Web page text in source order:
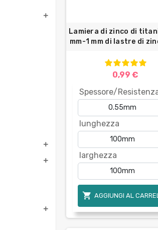
Lamiera di zinco di
mm-1 mm di lastre di
0,99 €
Spessore/
lunghezza
larghezza
 AGGIUNGI AL